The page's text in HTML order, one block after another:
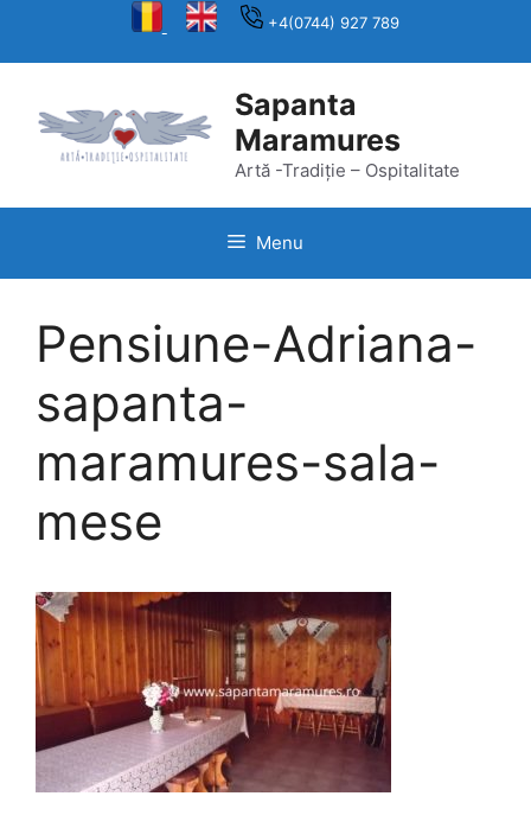
+4(0744) 927 789
Sapanta
Maramures
Artă -Tradiție – Ospitalitate
Menu
Pensiune-Adriana-
sapanta-
maramures-sala-
mese